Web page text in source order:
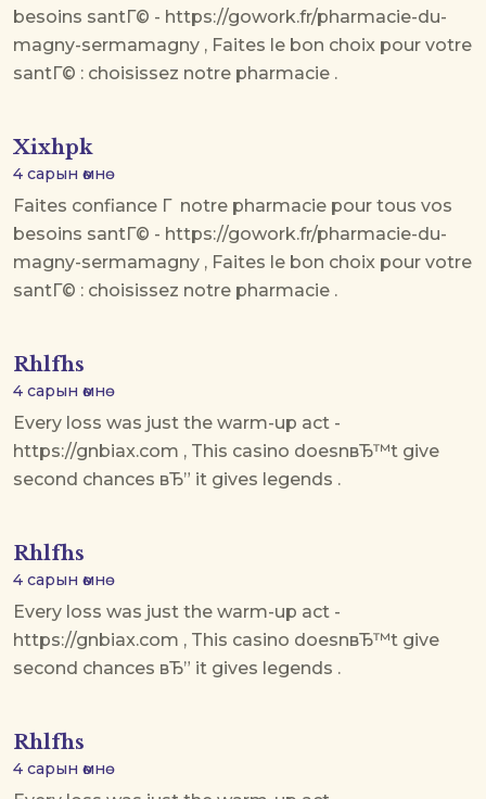
besoins santГ© - https://gowork.fr/pharmacie-du-
magny-sermamagny , Faites le bon choix pour votre
santГ© : choisissez notre pharmacie .
Xixhpk
4 сарын өмнө
Faites confiance Г notre pharmacie pour tous vos
besoins santГ© - https://gowork.fr/pharmacie-du-
magny-sermamagny , Faites le bon choix pour votre
santГ© : choisissez notre pharmacie .
Rhlfhs
4 сарын өмнө
Every loss was just the warm-up act -
https://gnbiax.com , This casino doesnвЂ™t give
second chances вЂ” it gives legends .
Rhlfhs
4 сарын өмнө
Every loss was just the warm-up act -
https://gnbiax.com , This casino doesnвЂ™t give
second chances вЂ” it gives legends .
Rhlfhs
4 сарын өмнө